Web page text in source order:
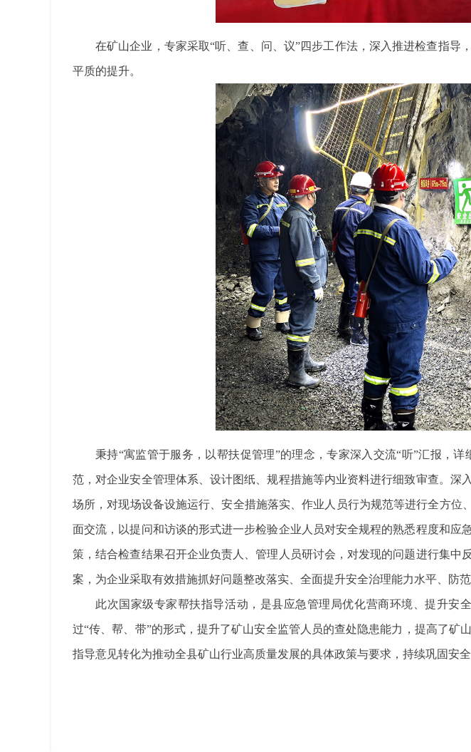
在矿山企业，专家采取“听、查、问、议”四步工作法，深入推进检查指
平质的提升。
秉持“寓监管于服务，以帮扶促管理”的理念，专家深入交流“听”汇报，
范，对企业安全管理体系、设计图纸、规程措施等内业资料进行细致审查。
场所，对现场设备设施运行、安全措施落实、作业人员行为规范等进行全方
面交流，以提问和访谈的形式进一步检验企业人员对安全规程的熟悉程度和
策，结合检查结果召开企业负责人、管理人员研讨会，对发现的问题进行集
案，为企业采取有效措施抓好问题整改落实、全面提升安全治理能力水平、防
此次国家级专家帮扶指导活动，是县应急管理局优化营商环境、提升安
过“传、帮、带”的形式，提升了矿山安全监管人员的查处隐患能力，提高了
指导意见转化为推动全县矿山行业高质量发展的具体政策与要求，持续巩固安